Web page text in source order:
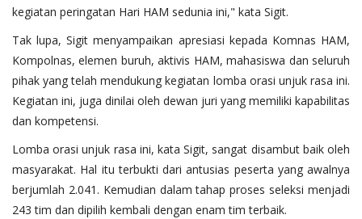
kegiatan peringatan Hari HAM sedunia ini," kata Sigit.
Tak lupa, Sigit menyampaikan apresiasi kepada Komnas HAM,
Kompolnas, elemen buruh, aktivis HAM, mahasiswa dan seluruh
pihak yang telah mendukung kegiatan lomba orasi unjuk rasa ini.
Kegiatan ini, juga dinilai oleh dewan juri yang memiliki kapabilitas
dan kompetensi.
Lomba orasi unjuk rasa ini, kata Sigit, sangat disambut baik oleh
masyarakat. Hal itu terbukti dari antusias peserta yang awalnya
berjumlah 2.041. Kemudian dalam tahap proses seleksi menjadi
243 tim dan dipilih kembali dengan enam tim terbaik.